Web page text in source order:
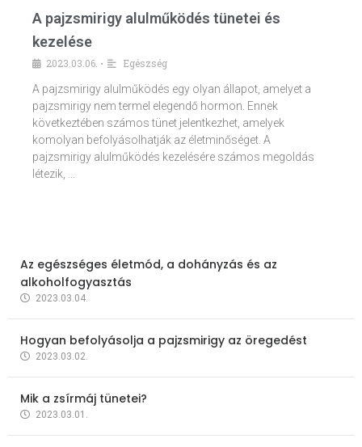
A pajzsmirigy alulműködés tünetei és
kezelése
2023.03.06. •
Egészség
A pajzsmirigy alulműködés egy olyan állapot, amelyet a
pajzsmirigy nem termel elegendő hormon. Ennek
következtében számos tünet jelentkezhet, amelyek
komolyan befolyásolhatják az életminőséget. A
pajzsmirigy alulműködés kezelésére számos megoldás
létezik, …
Az egészséges életmód, a dohányzás és az
alkoholfogyasztás
2023.03.04.
Hogyan befolyásolja a pajzsmirigy az öregedést
2023.03.02.
Mik a zsírmáj tünetei?
2023.03.01.